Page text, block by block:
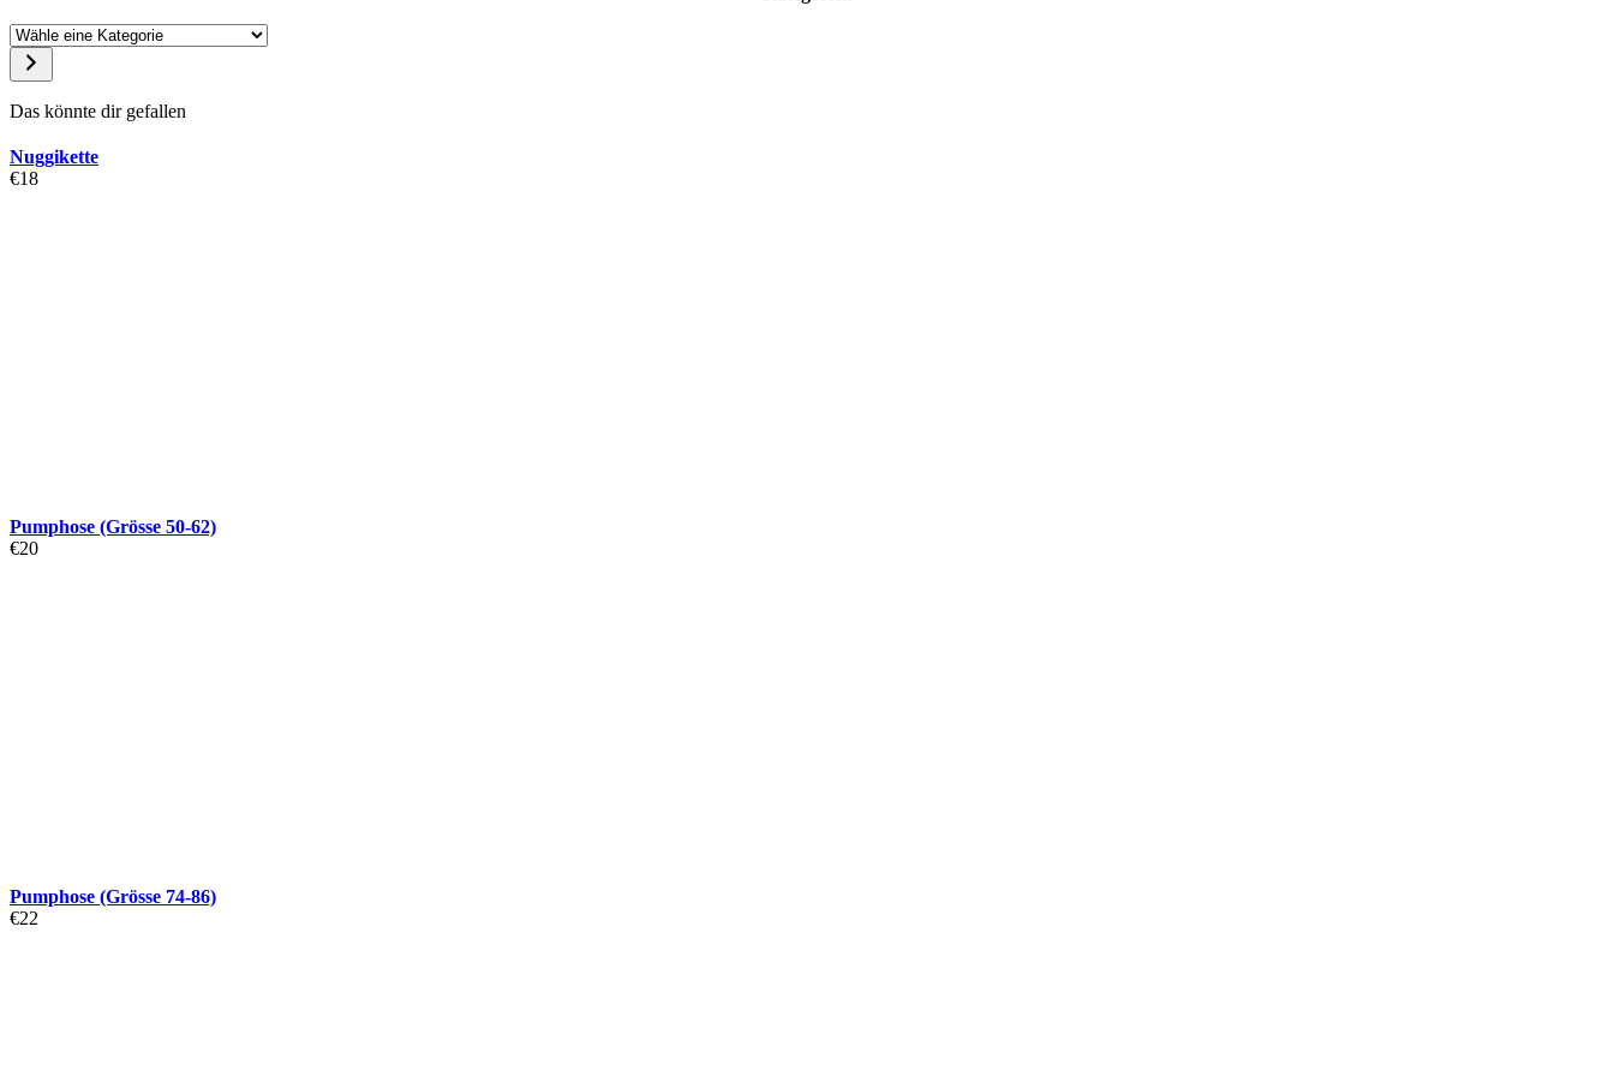
Das könnte dir gefallen
Nuggikette
€18
Pumphose (Grösse 50-62)
€20
Pumphose (Grösse 74-86)
€22